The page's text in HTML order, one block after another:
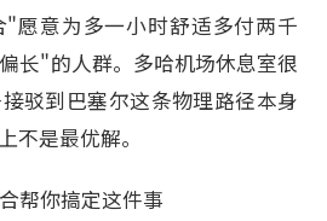
愿意为多一小时舒适多付两千
长"的人群。多哈机场休息室很
驳到巴塞尔这条物理路径本身
不是最优解。
帮你搞定这件事